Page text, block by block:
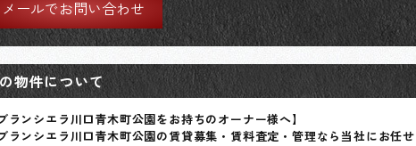
メールでお問い合わせ
物件について
ブランシエラ川口青木町公園をお持ちのオーナー様へ】
ランシエラ川口青木町公園の賃貸募集・賃料査定・管理なら当社にお任せ